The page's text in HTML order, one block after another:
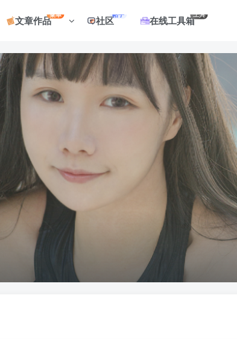
文章作品菜单 社区帖子 在线工具箱工具